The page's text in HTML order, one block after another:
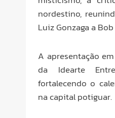
nordestino,
Luiz Gonzaga a
A apresentação
da Idearte
fortalecendo o
na capital potiguar.